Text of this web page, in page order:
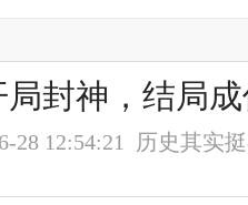
局封神，结局
28 12:54:21 历史其实